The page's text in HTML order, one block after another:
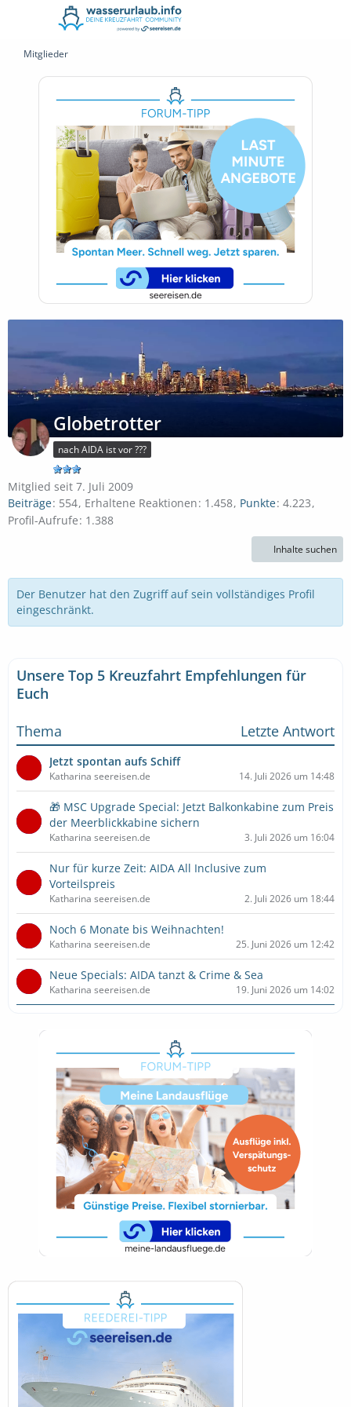
Mitglieder
Globetrotter
nach AIDA ist vor ???
Mitglied seit 7. Juli 2009
Beiträge 554 Erhaltene Reaktionen 1.458 Punkte 4.223
Profil-Aufrufe 1.388
Inhalte suchen
Der Benutzer hat den Zugriff auf sein vollständiges Profil
eingeschränkt.
Unsere Top 5 Kreuzfahrt Empfehlungen für
Euch
Thema
Letzte Antwort
Jetzt spontan aufs Schiff
Katharina seereisen.de 14. Juli 2026 um 14:48
🎁 MSC Upgrade Special: Jetzt Balkonkabine zum Preis
der Meerblickkabine sichern
Katharina seereisen.de 3. Juli 2026 um 16:04
Nur für kurze Zeit: AIDA All Inclusive zum
Vorteilspreis
Katharina seereisen.de 2. Juli 2026 um 18:44
Noch 6 Monate bis Weihnachten!
Katharina seereisen.de 25. Juni 2026 um 12:42
Neue Specials: AIDA tanzt & Crime & Sea
Katharina seereisen.de 19. Juni 2026 um 14:02